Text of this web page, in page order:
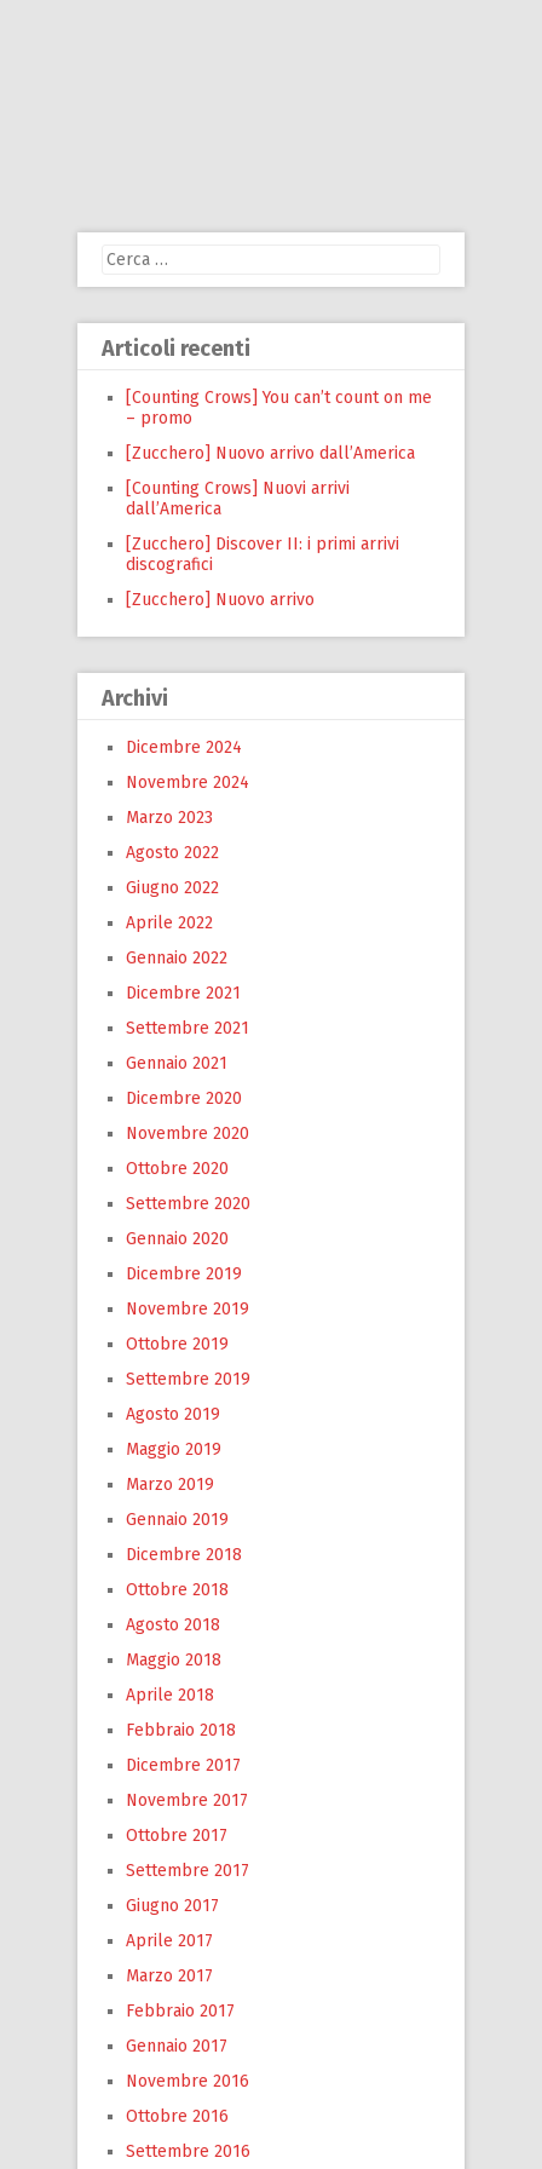
Ricerca
Articoli recenti
[Counting Crows] You can’t count on me
– promo
[Zucchero] Nuovo arrivo dall’America
[Counting Crows] Nuovi arrivi
dall’America
[Zucchero] Discover II: i primi arrivi
discografici
[Zucchero] Nuovo arrivo
Archivi
Dicembre 2024
Novembre 2024
Marzo 2023
Agosto 2022
Giugno 2022
Aprile 2022
Gennaio 2022
Dicembre 2021
Settembre 2021
Gennaio 2021
Dicembre 2020
Novembre 2020
Ottobre 2020
Settembre 2020
Gennaio 2020
Dicembre 2019
Novembre 2019
Ottobre 2019
Settembre 2019
Agosto 2019
Maggio 2019
Marzo 2019
Gennaio 2019
Dicembre 2018
Ottobre 2018
Agosto 2018
Maggio 2018
Aprile 2018
Febbraio 2018
Dicembre 2017
Novembre 2017
Ottobre 2017
Settembre 2017
Giugno 2017
Aprile 2017
Marzo 2017
Febbraio 2017
Gennaio 2017
Novembre 2016
Ottobre 2016
Settembre 2016